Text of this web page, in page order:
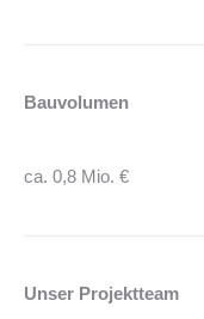
Bauvolumen
ca. 0,8 Mio. €
Unser Projektteam